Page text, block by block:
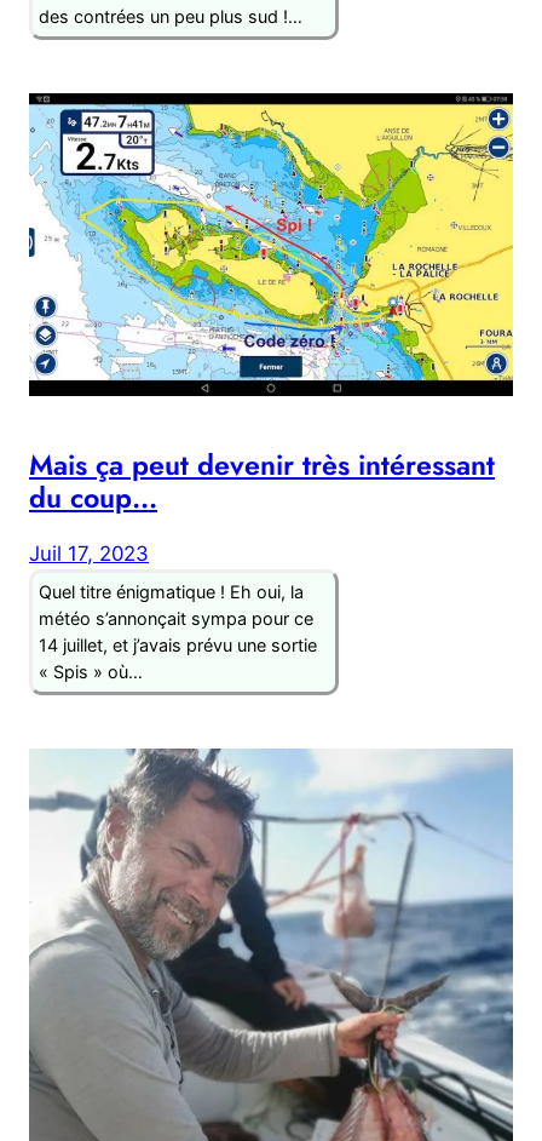
des contrées un peu plus sud !…
Mais ça peut devenir très intéressant
du coup…
Juil 17, 2023
Quel titre énigmatique ! Eh oui, la
météo s’annonçait sympa pour ce
14 juillet, et j’avais prévu une sortie
« Spis » où…